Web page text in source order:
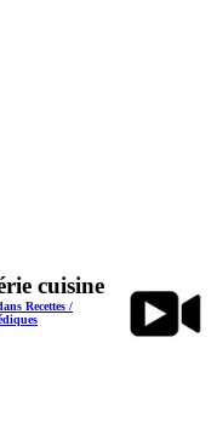
cuisine
Recettes /